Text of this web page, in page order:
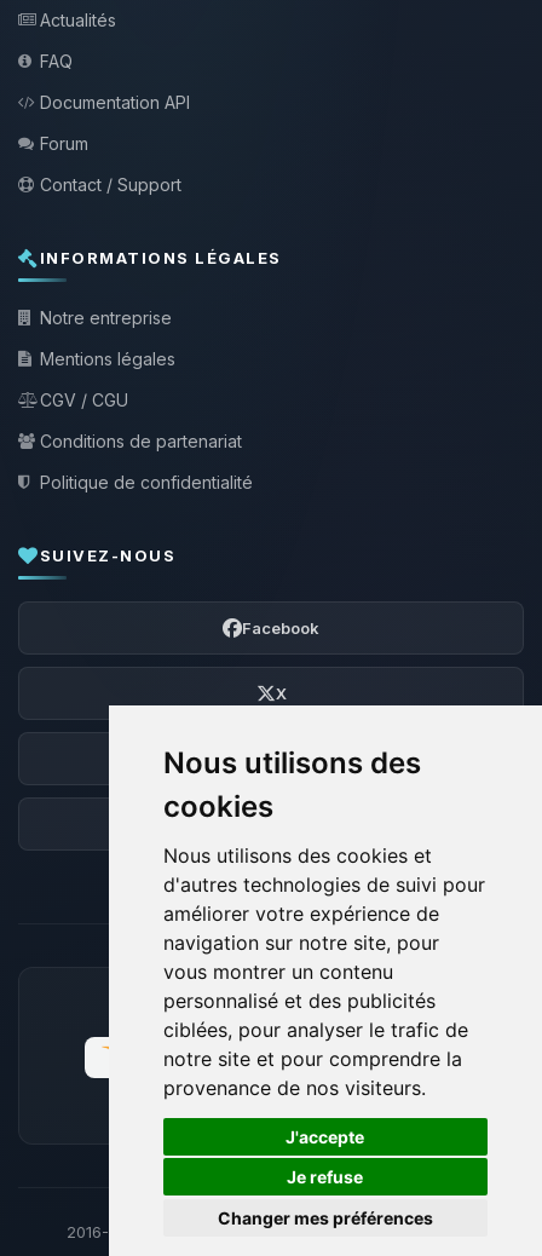
Nous utilisons des
cookies
Nous utilisons des cookies et
d'autres technologies de suivi pour
améliorer votre expérience de
navigation sur notre site, pour
vous montrer un contenu
personnalisé et des publicités
ciblées, pour analyser le trafic de
notre site et pour comprendre la
provenance de nos visiteurs.
J'accepte
Je refuse
Changer mes préférences
Actualités
FAQ
Documentation API
Forum
Contact / Support
INFORMATIONS LÉGALES
Notre entreprise
Mentions légales
CGV / CGU
Conditions de partenariat
Politique de confidentialité
SUIVEZ-NOUS
Facebook
X
Discord
Forum
MOYENS DE PAIEMENT ACCEPTÉS
2016-26 © BoxToPlay - ByteLogic tous droits réservés
🍪